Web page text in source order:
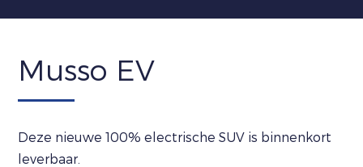
Musso EV
Deze nieuwe 100% electrische SUV is binnenkort
leverbaar.